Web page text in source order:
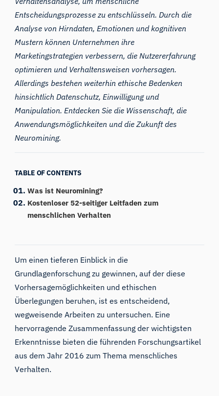
Entscheidungsprozesse zu entschlüsseln. Durch die
Analyse von Hirndaten, Emotionen und kognitiven
Mustern können Unternehmen ihre
Marketingstrategien verbessern, die Nutzererfahrung
optimieren und Verhaltensweisen vorhersagen.
Allerdings bestehen weiterhin ethische Bedenken
hinsichtlich Datenschutz, Einwilligung und
Manipulation. Entdecken Sie die Wissenschaft, die
Anwendungsmöglichkeiten und die Zukunft des
Neuromining.
TABLE OF CONTENTS
Was ist Neuromining?
Kostenloser 52-seitiger Leitfaden zum
menschlichen Verhalten
Um einen tieferen Einblick in die
Grundlagenforschung zu gewinnen, auf der diese
Vorhersagemöglichkeiten und ethischen
Überlegungen beruhen, ist es entscheidend,
wegweisende Arbeiten zu untersuchen. Eine
hervorragende Zusammenfassung der wichtigsten
Erkenntnisse bietendie führenden Forschungsartikel
aus dem Jahr 2016 zum Thema menschliches
Verhalten.